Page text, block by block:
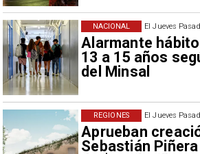
El Jueves
Alarmante
13 a 15 años
del Minsal
NACIONAL
El Jueves
Aprueban
Sebastián
REGIONES